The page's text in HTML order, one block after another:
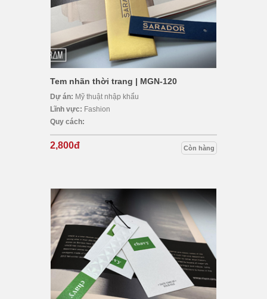
Tem nhãn thời trang | MGN-120
Dự án: Mỹ thuật nhập khẩu
Lĩnh vực: Fashion
Quy cách:
2,800đ Còn hàng